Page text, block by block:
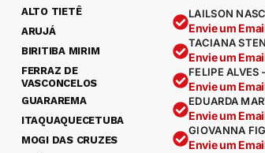
ALTO TIETÊ
ARUJÁ
BIRITIBA MIRIM
FERRAZ DE
VASCONCELOS
GUARAREMA
ITAQUAQUECETUBA
MOGI DAS CRUZES
LAILSON
Envie um
TACIANA
Envie um
FELIPE ALVES
Envie um
EDUARDA
Envie um
GIOVANNA
Envie um